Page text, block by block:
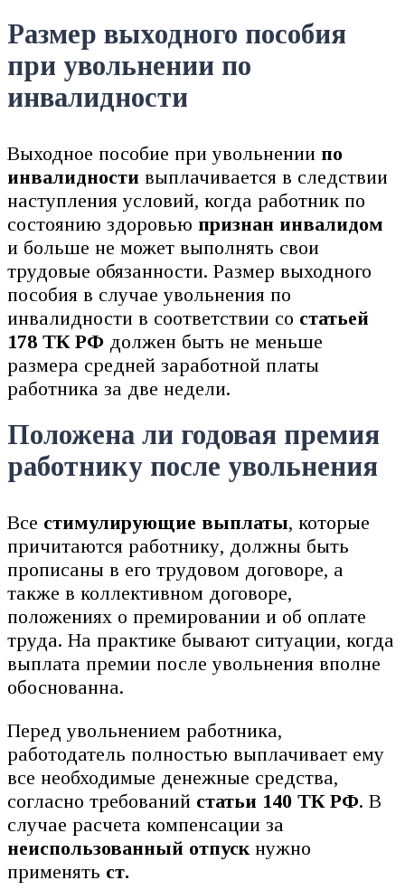
Размер выходного пособия
при увольнении по
инвалидности
Выходное пособие при увольнении по
инвалидности выплачивается в следствии
наступления условий, когда работник по
состоянию здоровью признан инвалидом
и больше не может выполнять свои
трудовые обязанности. Размер выходного
пособия в случае увольнения по
инвалидности в соответствии со статьей
178 ТК РФ должен быть не меньше
размера средней заработной платы
работника за две недели.
Положена ли годовая премия
работнику после увольнения
Все стимулирующие выплаты, которые
причитаются работнику, должны быть
прописаны в его трудовом договоре, а
также в коллективном договоре,
положениях о премировании и об оплате
труда. На практике бывают ситуации, когда
выплата премии после увольнения вполне
обоснованна.
Перед увольнением работника,
работодатель полностью выплачивает ему
все необходимые денежные средства,
согласно требований статьи 140 ТК РФ. В
случае расчета компенсации за
неиспользованный отпускнужно
применять ст.